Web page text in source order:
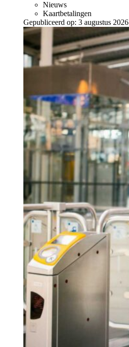
Nieuws
Kaartbetalingen
Gepubliceerd op: 3 augustus 2026